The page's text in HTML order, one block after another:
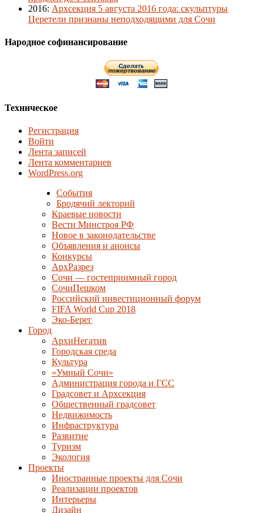
2016: Архсекция 5 августа 2016 года: скульптуры
Церетели признаны неподходящими для Сочи
Народное софинансирование
Техническое
Регистрация
Войти
Лента записей
Лента комментариев
WordPress.org
События
Бродячий лекторий
Краевые новости
Вести Минстроя РФ
Новое в законодательстве
Объявления и анонсы
Конкурсы
АрхРазрез
Сочи — гостеприимный город
СочиПешком
Российский инвестиционный форум
FIFA World Cup 2018
Эко-Берег
Город
АрхиНегатив
Городская среда
Культура
«Умный Сочи»
Администрация города и ГСС
Градсовет и Архсекция
Общественный градсовет
Недвижимость
Инфраструктура
Развитие
Туризм
Экология
Проекты
Иностранные проекты для Сочи
Реализации проектов
Интерьеры
Дизайн